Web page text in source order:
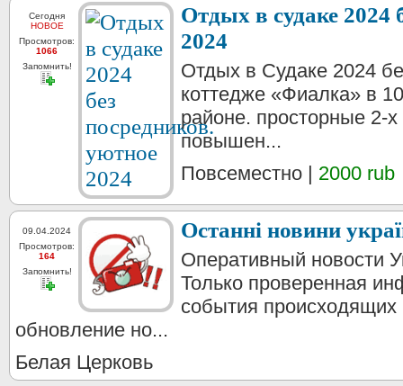
Сегодня
НОВОЕ
Просмотров:
1066
Запомнить!
Отдых в судаке 2024
2024
Отдых в Судаке 2024
коттедже «Фиалка» в
районе. просторные 2-
повышен...
Повсеместно | 2000 rub
09.04.2024
Просмотров:
164
Запомнить!
Останні новини
Оперативный новости
Только проверенная
события происходящих
обновление но...
Белая Церковь